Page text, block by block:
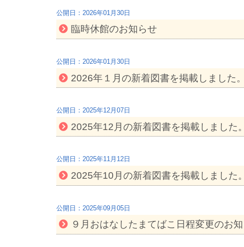
2026年01月30日
臨時休館のお知らせ
2026年01月30日
2026年１月の新着図書を掲載しました
2025年12月07日
2025年12月の新着図書を掲載しました
2025年11月12日
2025年10月の新着図書を掲載しました
2025年09月05日
９月おはなしたまてばこ日程変更のお